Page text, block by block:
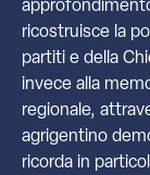
ricostruisce la
partiti e della
invece alla
regionale,
agrigentino
ricorda in